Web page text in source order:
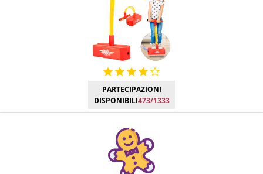
PARTECIPAZIONI
DISPONIBILI473/1333
Manca poco!
Puoi ricevere GRATIS questo nuovo prodotto, provarlo e
consigliarlo ad altri utenti. Per determinare se hai tutti i